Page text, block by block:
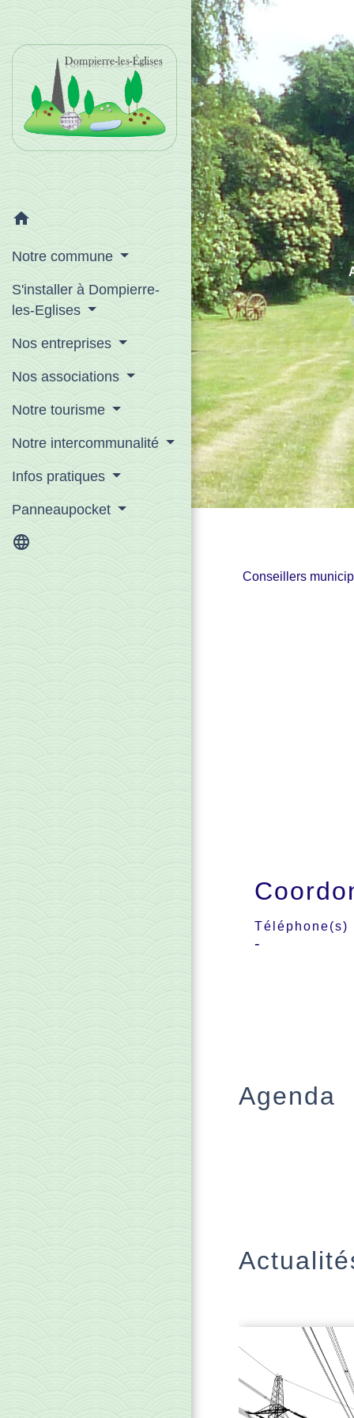
home
Notre commune
S'installer à Dompierre-
les-Eglises
Nos entreprises
Nos associations
Notre tourisme
Notre intercommunalité
Infos pratiques
Panneaupocket
language
Conseillers
Téléphone(s)
-
Agenda